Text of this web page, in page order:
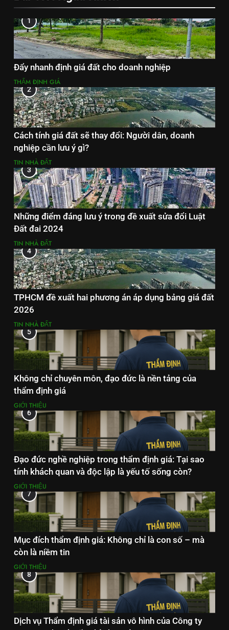
1
Đẩy nhanh định giá đất cho doanh nghiệp
THẨM ĐỊNH GIÁ
2
Cách tính giá đất sẽ thay đổi: Người dân, doanh
nghiệp cần lưu ý gì?
TIN NHÀ ĐẤT
3
Những điểm đáng lưu ý trong đề xuất sửa đổi Luật
Đất đai 2024
TIN NHÀ ĐẤT
4
TPHCM đề xuất hai phương án áp dụng bảng giá đất
2026
TIN NHÀ ĐẤT
5
Không chỉ chuyên môn, đạo đức là nền tảng của
thẩm định giá
GIỚI THIỆU
6
Đạo đức nghề nghiệp trong thẩm định giá: Tại sao
tính khách quan và độc lập là yếu tố sống còn?
GIỚI THIỆU
7
Mục đích thẩm định giá: Không chỉ là con số – mà
còn là niềm tin
GIỚI THIỆU
8
Dịch vụ Thẩm định giá tài sản vô hình của Công ty